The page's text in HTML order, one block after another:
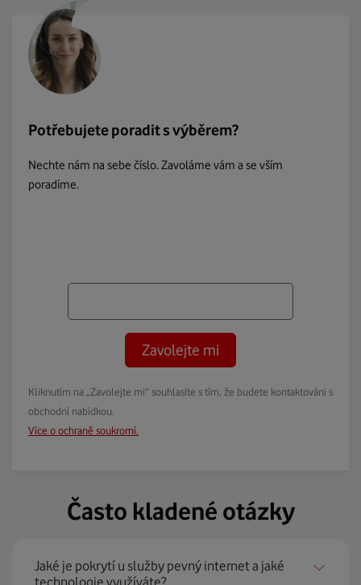
Potřebujete poradit s výběrem?
Nechte nám na sebe číslo. Zavoláme vám a se vším
poradíme.
Zavolejte mi
Kliknutím na „Zavolejte mi“ souhlasíte s tím, že budete kontaktováni s
obchodní nabídkou.
Více o ochraně soukromí.
Často kladené otázky
Jaké je pokrytí u služby pevný internet a jaké
technologie využíváte?